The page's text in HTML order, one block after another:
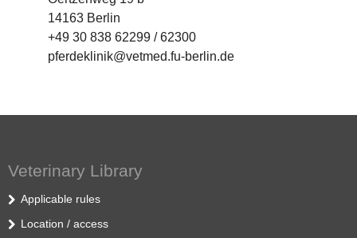
14163 Berlin
+49 30 838 62299 / 62300
pferdeklinik@vetmed.fu-berlin.de
Veterinary Library
Applicable rules
Location / access